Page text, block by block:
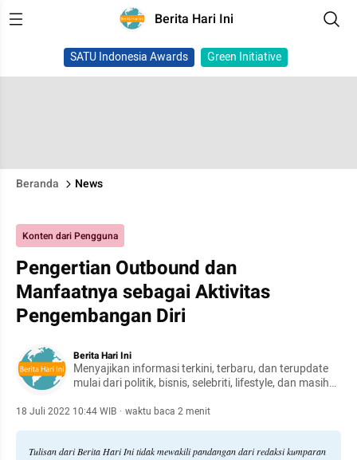
Berita Hari Ini
SATU Indonesia Awards Green Initiative
Beranda News
Konten dari Pengguna
Pengertian Outbound dan
Manfaatnya sebagai Aktivitas
Pengembangan Diri
Berita Hari Ini
Menyajikan informasi terkini, terbaru, dan terupdate
mulai dari politik, bisnis, selebriti, lifestyle, dan masih
18 Juli 2022 10:44 WIB · waktu baca 2 menit
Tulisan dari Berita Hari Ini tidak mewakili pandangan dari redaksi kumparan